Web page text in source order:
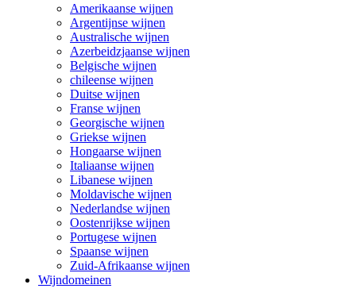
Amerikaanse wijnen
Argentijnse wijnen
Australische wijnen
Azerbeidzjaanse wijnen
Belgische wijnen
chileense wijnen
Duitse wijnen
Franse wijnen
Georgische wijnen
Griekse wijnen
Hongaarse wijnen
Italiaanse wijnen
Libanese wijnen
Moldavische wijnen
Nederlandse wijnen
Oostenrijkse wijnen
Portugese wijnen
Spaanse wijnen
Zuid-Afrikaanse wijnen
Wijndomeinen